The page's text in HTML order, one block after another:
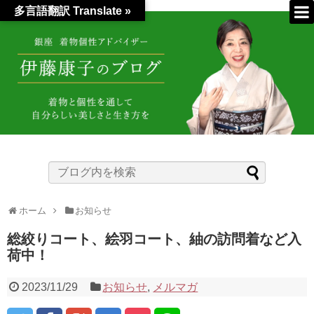
ホーム お知らせ
総絞りコート、絵羽コート、紬の訪問着など入
荷中！
2023/11/29 お知らせ, メルマガ
多言語翻訳 Translate »